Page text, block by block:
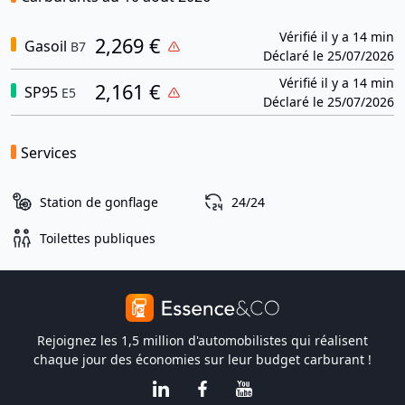
Gasoil B7 2,269 €
Vérifié il y a 14 min
Déclaré le 25/07/2026
SP95 E5 2,161 €
Vérifié il y a 14 min
Déclaré le 25/07/2026
Services
Station de gonflage 24/24
Toilettes publiques
Rejoignez les 1,5 million d'automobilistes qui réalisent
chaque jour des économies sur leur budget carburant !